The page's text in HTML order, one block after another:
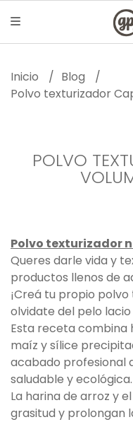
Inicio
Blog
Polvo texturizador
POLVO
Polvo texturizador
Queres darle vida y
productos llenos de
¡Creá tu propio
olvidate del pelo
Esta receta combina
maíz y sílice
acabado profesional
saludable y ecológica.
La harina de arroz y
grasitud y prolongan